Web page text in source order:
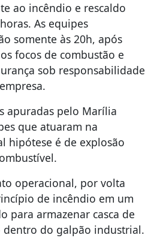
ao incêndio e rescaldo
As equipes
somente às 20h, após
focos de combustão e
sob responsabilidade
apuradas pelo Marília
que atuaram na
hipótese é de explosão
operacional, por volta
de incêndio em um
para armazenar casca de
do galpão industrial.